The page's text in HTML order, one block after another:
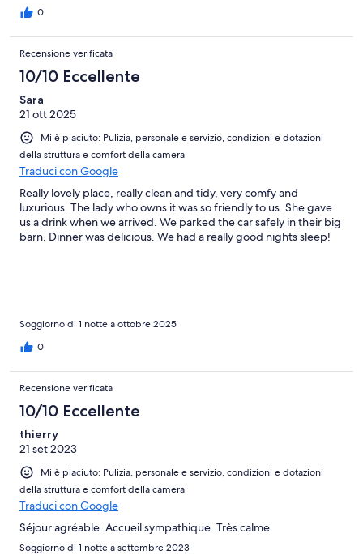
0
Recensione verificata
10/10 Eccellente
Sara
21 ott 2025
Mi è piaciuto: Pulizia, personale e servizio, condizioni e dotazioni
della struttura e comfort della camera
Traduci con Google
Really lovely place, really clean and tidy, very comfy and
luxurious. The lady who owns it was so friendly to us. She gave
us a drink when we arrived. We parked the car safely in their big
barn. Dinner was delicious. We had a really good nights sleep!
Soggiorno di 1 notte a ottobre 2025
0
Recensione verificata
10/10 Eccellente
thierry
21 set 2023
Mi è piaciuto: Pulizia, personale e servizio, condizioni e dotazioni
della struttura e comfort della camera
Traduci con Google
Séjour agréable. Accueil sympathique. Très calme.
Soggiorno di 1 notte a settembre 2023